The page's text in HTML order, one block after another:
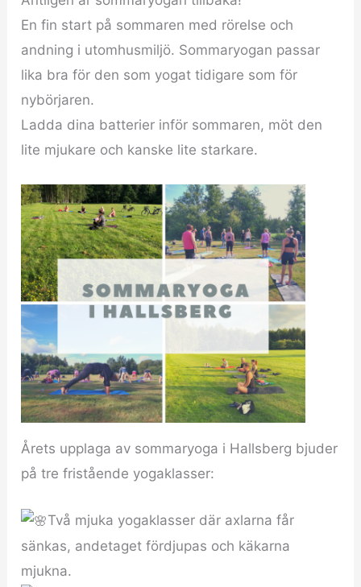
En fin start på sommaren med rörelse och
andning i utomhusmiljö. Sommaryogan passar
lika bra för den som yogat tidigare som för
nybörjaren.
Ladda dina batterier inför sommaren, möt den
lite mjukare och kanske lite starkare.
Årets upplaga av sommaryoga i Hallsberg bjuder
på tre fristående yogaklasser:
Två mjuka yogaklasser där axlarna får
sänkas, andetaget fördjupas och käkarna
mjukna.